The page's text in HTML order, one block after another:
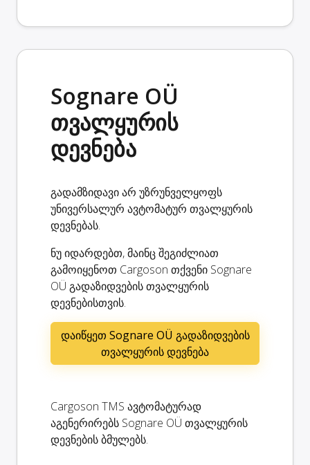
Sognare OÜ
თვალყურის
დევნება
გადამზიდავი არ უზრუნველყოფს
უნივერსალურ ავტომატურ თვალყურის
დევნებას.
ნუ იდარდებთ, მაინც შეგიძლიათ
გამოიყენოთ Cargoson თქვენი Sognare
OÜ გადაზიდვების თვალყურის
დევნებისთვის.
დაიწყეთ Sognare OÜ გადაზიდვების
თვალყურის დევნება
Cargoson TMS ავტომატურად
აგენერირებს Sognare OÜ თვალყურის
დევნების ბმულებს.